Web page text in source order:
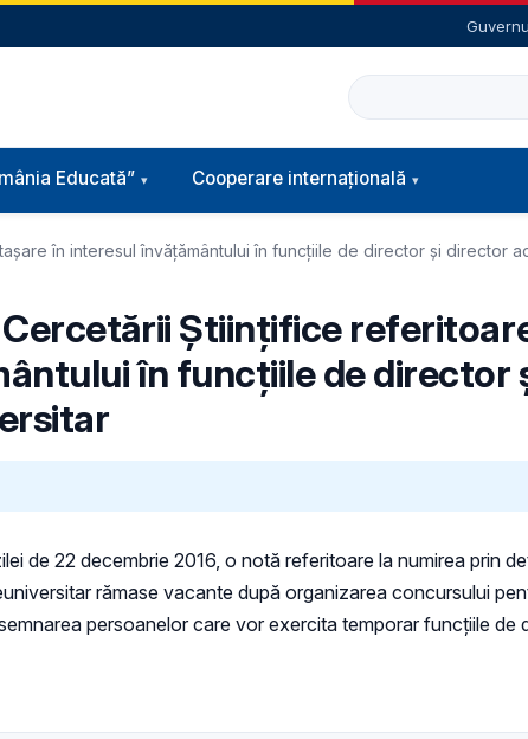
Caută
Educată” Cooperare internațională
în interesul învățământului în funcțiile de director și director
Științifice
în funcțiile de director
de 22 decembrie 2016, o notă referitoare la numirea prin
rămase vacante după organizarea concursului
persoanelor care vor exercita temporar funcțiile de